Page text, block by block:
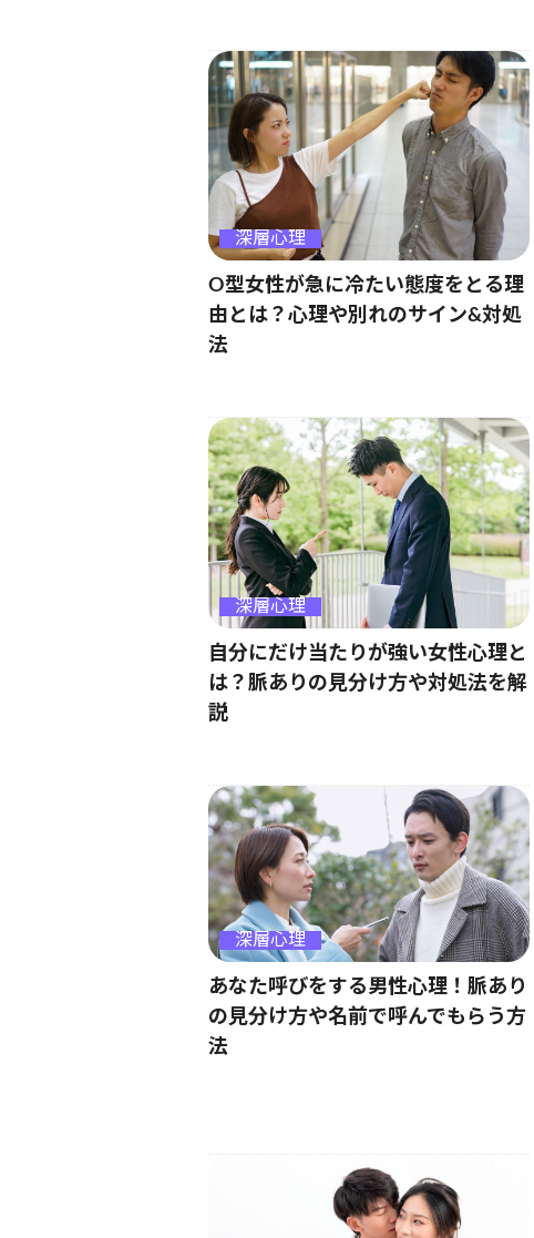
深層心理
O型女性が急に冷たい態度をとる理
由とは？心理や別れのサイン&対処
法
深層心理
自分にだけ当たりが強い女性心理と
は？脈ありの見分け方や対処法を解
説
深層心理
あなた呼びをする男性心理！脈あり
の見分け方や名前で呼んでもらう方
法